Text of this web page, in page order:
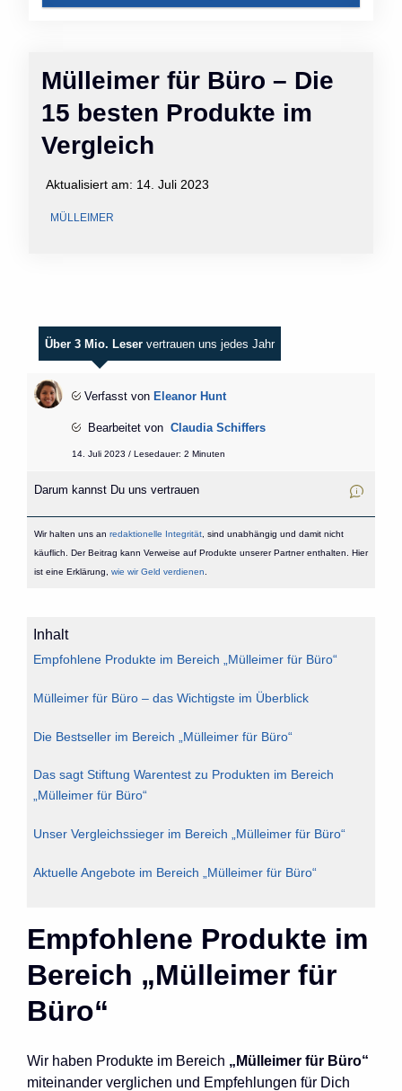
Mülleimer für Büro – Die
15 besten Produkte im
Vergleich
Aktualisiert am: 14. Juli 2023
MÜLLEIMER
Über 3 Mio. Leser vertrauen uns jedes Jahr
Verfasst von Eleanor Hunt
Bearbeitet von Claudia Schiffers
14. Juli 2023 / Lesedauer: 2 Minuten
Darum kannst Du uns vertrauen
Wir halten uns an redaktionelle Integrität, sind unabhängig und damit nicht
käuflich. Der Beitrag kann Verweise auf Produkte unserer Partner enthalten. Hier
ist eine Erklärung, wie wir Geld verdienen
Inhalt
Empfohlene Produkte im Bereich „Mülleimer für Büro“
Mülleimer für Büro – das Wichtigste im Überblick
Die Bestseller im Bereich „Mülleimer für Büro“
Das sagt Stiftung Warentest zu Produkten im Bereich
„Mülleimer für Büro“
Unser Vergleichssieger im Bereich „Mülleimer für Büro“
Aktuelle Angebote im Bereich „Mülleimer für Büro“
Empfohlene Produkte im
Bereich „Mülleimer für
Büro“
Wir haben Produkte im Bereich „Mülleimer für Büro“
miteinander verglichen und Empfehlungen für Dich